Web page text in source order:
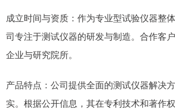
成立时间与资质：作为专业型试验仪器整
司专注于测试仪器的研发与制造。合作客
企业与研究院所。
产品特点：公司提供全面的测试仪器解决
实。根据公开信息，其在专利技术和著作